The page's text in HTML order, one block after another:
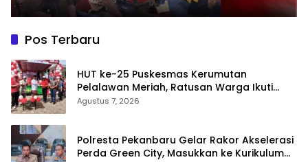
Pos Terbaru
HUT ke-25 Puskesmas Kerumutan
Pelalawan Meriah, Ratusan Warga Ikuti
Jalan Santai dan Cek Kesehatan Gratis
Agustus 7, 2026
Polresta Pekanbaru Gelar Rakor Akselerasi
Perda Green City, Masukkan ke Kurikulum